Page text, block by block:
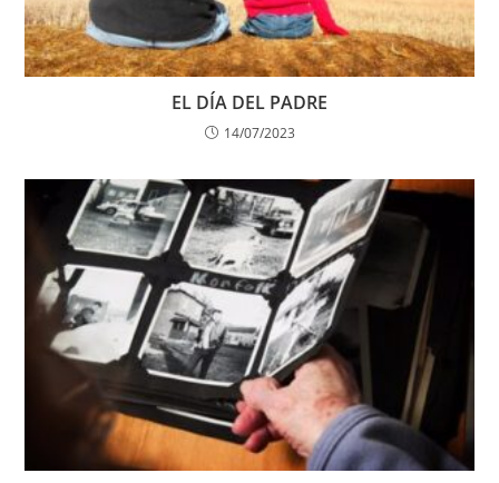
EL DÍA DEL PADRE
14/07/2023